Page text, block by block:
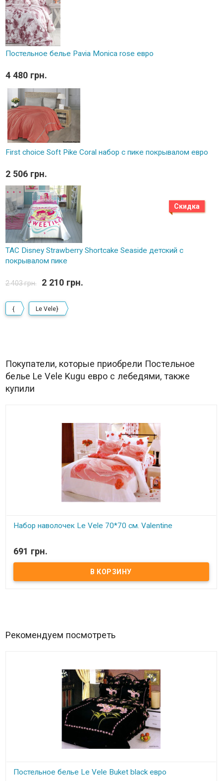
Постельное белье Pavia Monica rose евро
4 480 грн.
First choice Soft Pike Coral набор с пике покрывалом евро
2 506 грн.
Скидка
TAC Disney Strawberry Shortcake Seaside детский с
покрывалом пике
2 403 грн. 2 210 грн.
{ Le Vele}
Покупатели, которые приобрели Постельное
белье Le Vele Kugu евро с лебедями, также
купили
Набор наволочек Le Vele 70*70 см. Valentine
Размер:70*70+5 см.
Ткань:100% хлопок, сатин.
Количество в упаковке: 2 шт.
Производитель:Турция.
691 грн.
Рекомендуем посмотреть
Постельное белье Le Vele Buket black евро